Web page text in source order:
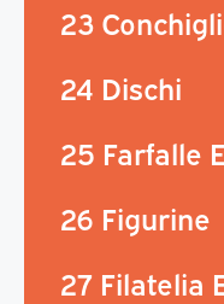
23
24 Dischi
25 Farfalle
26 Figurine
27 Filatelia